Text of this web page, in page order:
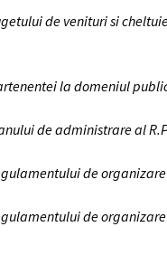
de venituri si
la domeniul
de administrare al
de organizare
de